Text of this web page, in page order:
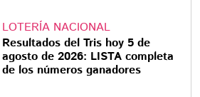
LOTERÍA NACIONAL
Resultados del Tris hoy 5 de
agosto de 2026: LISTA completa
de los números ganadores